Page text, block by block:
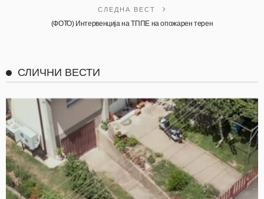
СЛЕДНА ВЕСТ
(ФОТО) Интервенција на ТППЕ на опожарен терен
СЛИЧНИ ВЕСТИ